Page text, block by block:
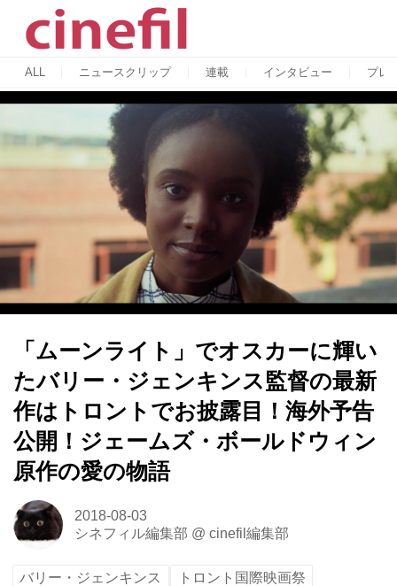
ALL ニュースクリップ 連載 インタビュー プレ
「ムーンライト」でオスカーに輝い
たバリー・ジェンキンス監督の最新
作はトロントでお披露目！海外予告
公開！ジェームズ・ボールドウィン
原作の愛の物語
2018-08-03
シネフィル編集部 @ cinefil編集部
バリー・ジェンキンス
トロント国際映画祭